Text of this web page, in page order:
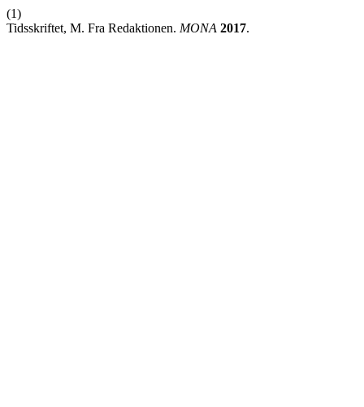
(1)
Tidsskriftet, M. Fra Redaktionen. MONA 2017.